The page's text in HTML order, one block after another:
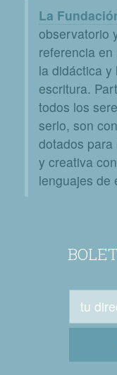
La
observatorio
referencia
la didáctica
escritura.
todos los
serlo, son
dotados
y creativa
lenguajes de